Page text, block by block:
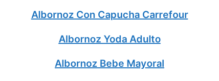
Albornoz Con Capucha Carrefour
Albornoz Yoda Adulto
Albornoz Bebe Mayoral